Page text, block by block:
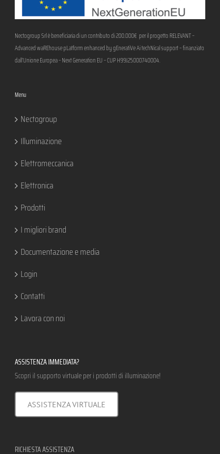
Nectogroup Srl è beneficiaria di un contributo di 200.000€ per il progetto RELEVANT –
Advanced waREhouse pLatform enhanced by gEneratiVe Ai techNical support – finanziato
dall’Unione Europea – Next Generation EU – CUP H99J25000740004.
Menu
Nectogroup
Illuminazione
Elettromeccanica
Elettronica
Prodotti
I migliori brand
Documentazione e media
Login
Contatti
Lavora con noi
ASSISTENZA IMMEDIATA?
Scopri il supporto virtuale per i prodotti di illuminazione!
ASSISTENZA VIRTUALE
RICHIESTA ASSISTENZA